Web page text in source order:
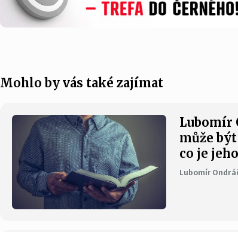
Mohlo by vás také zajímat
Lubomír
může
co je
Lubomír